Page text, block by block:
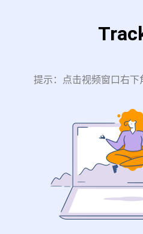
提示： 点击视频窗口右